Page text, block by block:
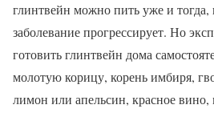
глинтвейн можно пить уже и тогда,
заболевание прогрессирует. Но
готовить глинтвейн дома
молотую корицу, корень имбиря,
лимон или апельсин, красное